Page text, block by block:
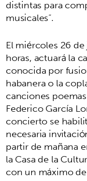
distintas para
musicales”.
El miércoles 26
horas, actuará la
conocida por
habanera o la
canciones
Federico García
concierto se
necesaria
partir de mañana
la Casa de la
con un máximo